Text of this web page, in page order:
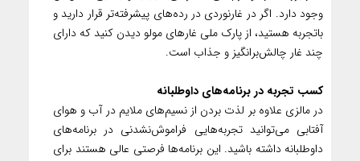
وجود دارد. اگر در غارنوردی در رده‌های پیشرفته‌تر قرار دارید و
باتجربه هستید، از پارک ملی غارهای مولو دیدن کنید که دارای
چند غار چالش‌برانگیز و جذاب است.
کسب تجربه در برنامه‌های داوطلبانه
در مالزی علاوه بر لذت بردن از نسیم‌های ملایم در آب و هوای
آفتابی می‌توانید تجربه‌هایی فراموش‌نشدنی در برنامه‌های
داوطلبانه داشته باشید. این برنامه‌ها فرصتی عالی هستند برای